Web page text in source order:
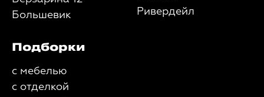
Большевик
Ривердейл
Подборки
с мебелью
с отделкой